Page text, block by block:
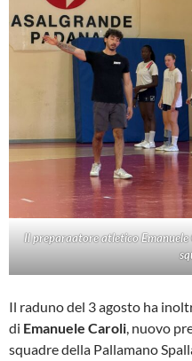
Il preparaatore atletico
Il raduno del 3 agosto ha
di Emanuele Caroli, nuovo
squadre della Pallamano